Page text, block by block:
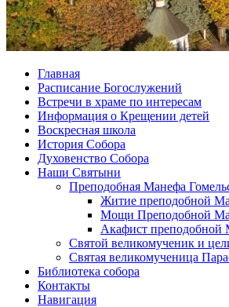
Главная
Расписание Богослужений
Встречи в храме по интересам
Информация о Крещении детей
Воскресная школа
История Собора
Духовенство Собора
Наши Святыни
Преподобная Манефа
Житие преподобной
Мощи Преподобной
Акафист преподобной
Святой великомученик и
Святая великомученица
Библиотека собора
Контакты
Навигация